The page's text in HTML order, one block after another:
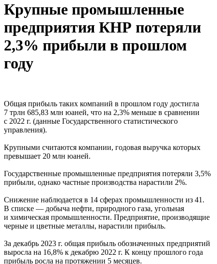
Крупные промышленные
предприятия КНР потеряли
2,3% прибыли в прошлом
году
Общая прибыль таких компаний в прошлом году достигла
7 трлн 685,83 млн юаней, что на 2,3% меньше в сравнении
с 2022 г. (данные Государственного статистического
управления).
Крупными считаются компании, годовая выручка которых
превышает 20 млн юаней.
Государственные промышленные предприятия потеряли 3,5%
прибыли, однако частные производства нарастили 2%.
Снижение наблюдается в 14 сферах промышленности из 41.
В списке — добыча нефти, природного газа, угольная
и химическая промышленности. Предприятие, производящие
черные и цветные металлы, нарастили прибыль.
За декабрь 2023 г. общая прибыль обозначенных предприятий
выросла на 16,8% к декабрю 2022 г. К концу прошлого года
прибыль росла на протяжении 5 месяцев.